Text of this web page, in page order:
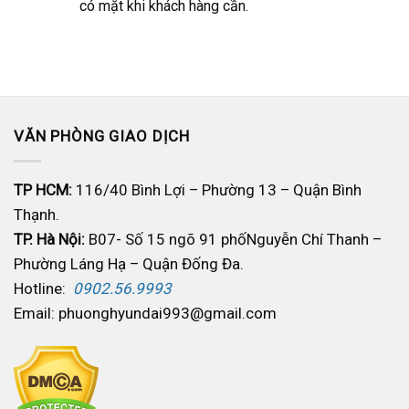
có mặt khi khách hàng cần.
VĂN PHÒNG GIAO DỊCH
TP HCM: 116/40 Bình Lợi – Phường 13 – Quận Bình
Thạnh.
TP. Hà Nội: B07- Số 15 ngõ 91 phốNguyễn Chí Thanh –
Phường Láng Hạ – Quận Đống Đa.
Hotline: 0902.56.9993
Email: phuonghyundai993@gmail.com